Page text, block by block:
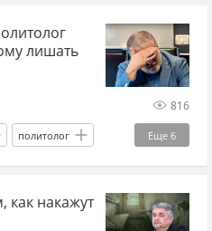
лишать
816
Еще 6
политолог
гражданство
Корбан
как накажут